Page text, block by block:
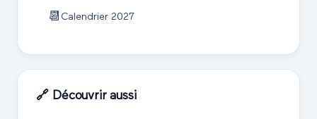
📆 Calendrier 2027
🔗 Découvrir aussi